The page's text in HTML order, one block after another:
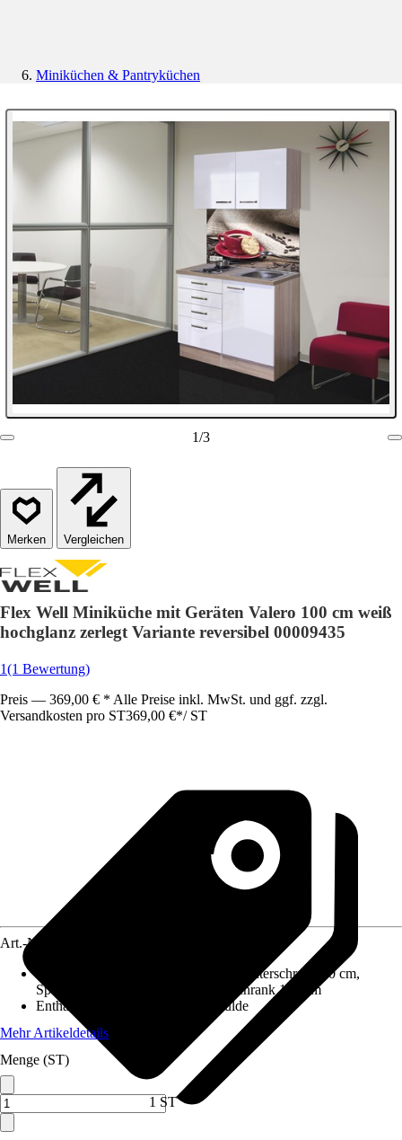
Miniküchen & Pantryküchen
1/3
Vergleichen
Flex Well Miniküche mit Geräten Valero 100 cm weiß
hochglanz zerlegt Variante reversibel 00009435
1(1 Bewertung)
Preis — 369,00 € * Alle Preise inkl. MwSt. und ggf. zzgl.
Versandkosten pro ST369,00 €*/ ST
Art.-Nr.
Auszugunterschrank 50 cm,
Spülenunterschrank 50 cm, Hängeschrank 100 cm
Enthaltene Elektrogeräte
Kochmulde
Mehr Artikeldetails
Menge (ST)
1 ST